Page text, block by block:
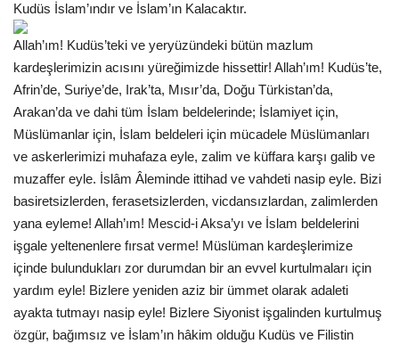
Kudüs İslam’ındır ve İslam’ın Kalacaktır.
Allah’ım! Kudüs’teki ve yeryüzündeki bütün mazlum
kardeşlerimizin acısını yüreğimizde hissettir! Allah’ım! Kudüs’te,
Afrin’de, Suriye’de, Irak’ta, Mısır’da, Doğu Türkistan’da,
Arakan’da ve dahi tüm İslam beldelerinde; İslamiyet için,
Müslümanlar için, İslam beldeleri için mücadele Müslümanları
ve askerlerimizi muhafaza eyle, zalim ve küffara karşı galib ve
muzaffer eyle. İslâm Âleminde ittihad ve vahdeti nasip eyle. Bizi
basiretsizlerden, ferasetsizlerden, vicdansızlardan, zalimlerden
yana eyleme! Allah’ım! Mescid-i Aksa’yı ve İslam beldelerini
işgale yeltenenlere fırsat verme! Müslüman kardeşlerimize
içinde bulundukları zor durumdan bir an evvel kurtulmaları için
yardım eyle! Bizlere yeniden aziz bir ümmet olarak adaleti
ayakta tutmayı nasip eyle! Bizlere Siyonist işgalinden kurtulmuş
özgür, bağımsız ve İslam’ın hâkim olduğu Kudüs ve Filistin